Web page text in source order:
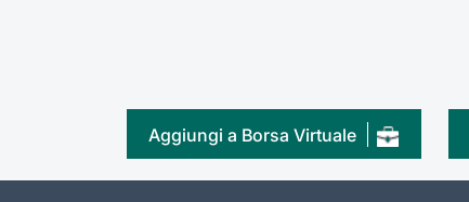
Aggiungi a Borsa Virtuale